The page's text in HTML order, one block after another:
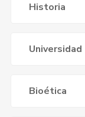
Historia
Universidad
Bioética